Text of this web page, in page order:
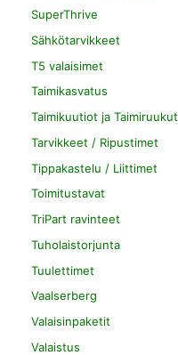
SuperThrive
Sähkötarvikkeet
T5 valaisimet
Taimikasvatus
Taimikuutiot ja Taimiruukut
Tarvikkeet / Ripustimet
Tippakastelu / Liittimet
Toimitustavat
TriPart ravinteet
Tuholaistorjunta
Tuulettimet
Vaalserberg
Valaisinpaketit
Valaistus